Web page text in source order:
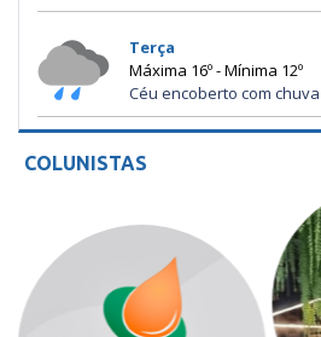
Terça
Máxima 16º - Mínima 12º
Céu encoberto com
COLUNISTAS